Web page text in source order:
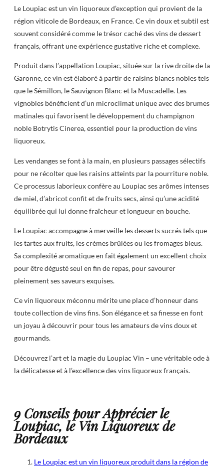
Le Loupiac est un vin liquoreux d’exception qui provient de la
région viticole de Bordeaux, en France. Ce vin doux et subtil est
souvent considéré comme le trésor caché des vins de dessert
français, offrant une expérience gustative riche et complexe.
Produit dans l’appellation Loupiac, située sur la rive droite de la
Garonne, ce vin est élaboré à partir de raisins blancs nobles tels
que le Sémillon, le Sauvignon Blanc et la Muscadelle. Les
vignobles bénéficient d’un microclimat unique avec des brumes
matinales qui favorisent le développement du champignon
noble Botrytis Cinerea, essentiel pour la production de vins
liquoreux.
Les vendanges se font à la main, en plusieurs passages sélectifs
pour ne récolter que les raisins atteints par la pourriture noble.
Ce processus laborieux confère au Loupiac ses arômes intenses
de miel, d’abricot confit et de fruits secs, ainsi qu’une acidité
équilibrée qui lui donne fraîcheur et longueur en bouche.
Le Loupiac accompagne à merveille les desserts sucrés tels que
les tartes aux fruits, les crèmes brûlées ou les fromages bleus.
Sa complexité aromatique en fait également un excellent choix
pour être dégusté seul en fin de repas, pour savourer
pleinement ses saveurs exquises.
Ce vin liquoreux méconnu mérite une place d’honneur dans
toute collection de vins fins. Son élégance et sa finesse en font
un joyau à découvrir pour tous les amateurs de vins doux et
gourmands.
Découvrez l’art et la magie du Loupiac Vin – une véritable ode à
la délicatesse et à l’excellence des vins liquoreux français.
9 Conseils pour Apprécier le
Loupiac, le Vin Liquoreux de
Bordeaux
Le Loupiac est un vin liquoreux produit dans la région de